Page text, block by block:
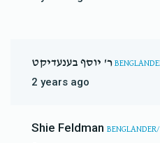
2 years ago
Shie Feldman